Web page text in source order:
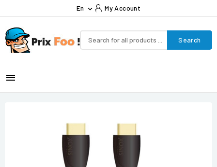
En  My Account
Search
